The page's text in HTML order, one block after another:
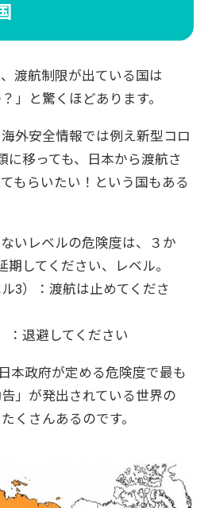
渡航制限が出ている国は
」と驚くほどあります。
外安全情報では例え新型コロ
に移っても、日本から渡航さ
もらいたい！という国もある
いレベルの危険度は、３か
してください、レベル。
3）：渡航は止めてくださ
：退避してください
本政府が定める危険度で最も
」が発出されている世界の
くさんあるのです。